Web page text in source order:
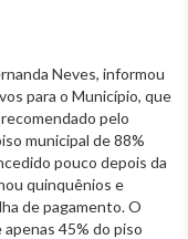
Neves, informou
para o Município, que
pelo
municipal de 88%
pouco depois da
quinquênios e
de pagamento. O
45% do piso